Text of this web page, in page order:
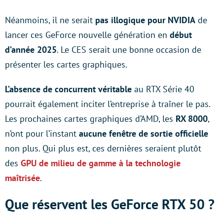
Néanmoins, il ne serait pas illogique pour NVIDIA de
lancer ces GeForce nouvelle génération en début
d’année 2025. Le CES serait une bonne occasion de
présenter les cartes graphiques.
L’absence de concurrent véritable au RTX Série 40
pourrait également inciter l’entreprise à traîner le pas.
Les prochaines cartes graphiques d’AMD, les RX 8000,
n’ont pour l’instant aucune fenêtre de sortie officielle
non plus. Qui plus est, ces dernières seraient plutôt
des GPU de milieu de gamme à la technologie
maîtrisée.
Que réservent les GeForce RTX 50 ?